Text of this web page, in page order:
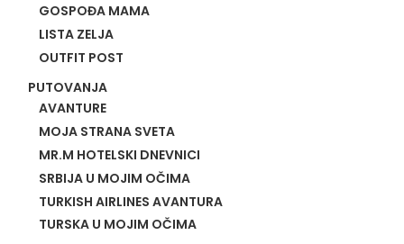
GOSPOĐA MAMA
LISTA ZELJA
OUTFIT POST
PUTOVANJA
AVANTURE
MOJA STRANA SVETA
MR.M HOTELSKI DNEVNICI
SRBIJA U MOJIM OČIMA
TURKISH AIRLINES AVANTURA
TURSKA U MOJIM OČIMA